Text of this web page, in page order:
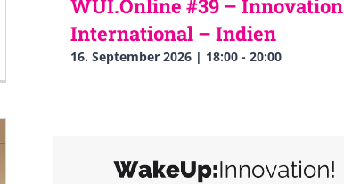
WUI.Online #39 – Innovation
International – Indien
16. September 2026 | 18:00- 20:00